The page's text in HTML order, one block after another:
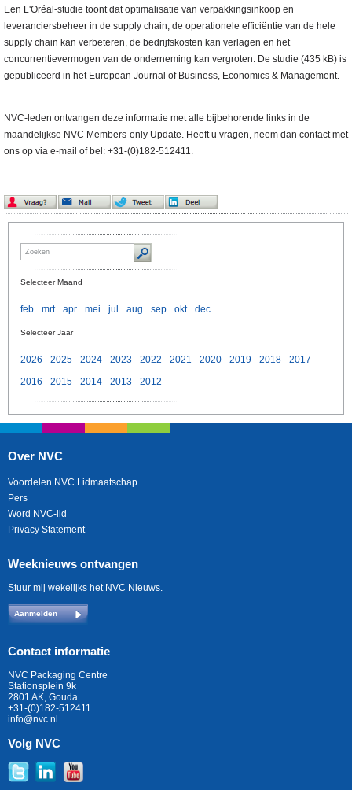
Een L'Oréal-studie toont dat optimalisatie van verpakkingsinkoop en
leveranciersbeheer in de supply chain, de operationele efficiëntie van de hele
supply chain kan verbeteren, de bedrijfskosten kan verlagen en het
concurrentievermogen van de onderneming kan vergroten. De studie (435 kB) is
gepubliceerd in het European Journal of Business, Economics & Management.
NVC-leden ontvangen deze informatie met alle bijbehorende links in de
maandelijkse NVC Members-only Update. Heeft u vragen, neem dan contact met
ons op via e-mail of bel: +31-(0)182-512411.
Selecteer Maand
feb mrt apr mei jul aug sep okt dec
Selecteer Jaar
2026 2025 2024 2023 2022 2021 2020 2019 2018
2017
2016
2015 2014 2013 2012
Over NVC
Voordelen NVC Lidmaatschap
Pers
Word NVC-lid
Privacy Statement
Weeknieuws ontvangen
Stuur mij wekelijks het NVC Nieuws.
Aanmelden
Contact informatie
NVC Packaging Centre
Stationsplein 9k
2801 AK, Gouda
+31-(0)182-512411
info@nvc.nl
Volg NVC